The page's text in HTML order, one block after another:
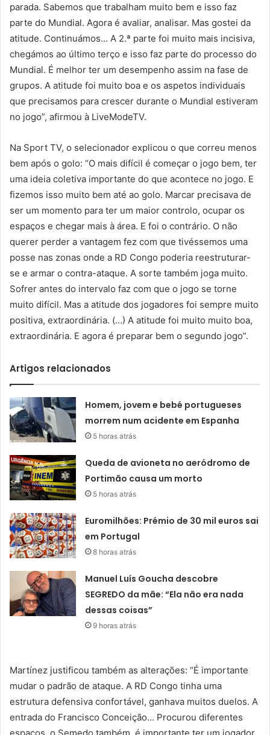
parada. Sabemos que trabalham muito bem e isso faz
parte do Mundial. Agora é avaliar, analisar. Mas gostei da
atitude. Continuámos… A 2.ª parte foi muito mais incisiva,
chegámos ao último terço e isso faz parte do processo do
Mundial. É melhor ter um desempenho assim na fase de
grupos. A atitude foi muito boa e os aspetos individuais
que precisamos para crescer durante o Mundial estiveram
no jogo”, afirmou à LiveModeTV.
Na Sport TV, o selecionador explicou o que correu menos
bem após o golo: “O mais difícil é começar o jogo bem, ter
uma ideia coletiva importante do que acontece no jogo. E
fizemos isso muito bem até ao golo. Marcar precisava de
ser um momento para ter um maior controlo, ocupar os
espaços e chegar mais à área. E foi o contrário. O não
querer perder a vantagem fez com que tivéssemos uma
posse nas zonas onde a RD Congo poderia reestruturar-
se e armar o contra-ataque. A sorte também joga muito.
Sofrer antes do intervalo faz com que o jogo se torne
muito difícil. Mas a atitude dos jogadores foi sempre muito
positiva, extraordinária. (…) A atitude foi muito muito boa,
extraordinária. E agora é preparar bem o segundo jogo”.
Artigos relacionados
Homem, jovem e bebé portugueses
morrem num acidente em Espanha
5 horas atrás
Queda de avioneta no aeródromo de
Portimão causa um morto
5 horas atrás
Euromilhões: Prémio de 30 mil euros sai
em Portugal
8 horas atrás
Manuel Luís Goucha descobre
SEGREDO da mãe: “Ela não era nada
dessas coisas”
9 horas atrás
Martínez justificou também as alterações: “É importante
mudar o padrão de ataque. A RD Congo tinha uma
estrutura defensiva confortável, ganhava muitos duelos. A
entrada do Francisco Conceição… Procurou diferentes